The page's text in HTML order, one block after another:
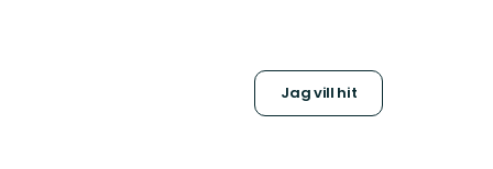
Jag vill hit